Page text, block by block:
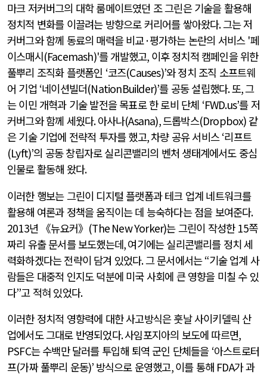
마크 저커버그의 대학 룸메이트였던 조 그린은 기술을 활용해
정치적 변화를 이끌려는 방향으로 커리어를 쌓아왔다.그는 저
커버그와 함께 동료의 매력을 비교·평가하는 논란의 서비스 '페
이스매시(Facemash)'를 개발했고, 이후 정치적 캠페인을 위한
풀뿌리 조직화 플랫폼인 ‘코즈(Causes)’와 정치 조직 소프트웨
어 기업 ‘네이션빌더(NationBuilder)’를 공동 설립했다.또,그
는 이민 개혁과 기술 발전을 목표로 한 로비 단체 ‘FWD.us’를 저
커버그와 함께 세웠다.아사나(Asana),드롭박스(Dropbox) 같
은 기술 기업에 전략적 투자를 했고,차량 공유 서비스‘리프트
(Lyft)’의 공동 창립자로 실리콘밸리의 벤처 생태계에서도 중심
인물로 활동해 왔다.
이러한 행보는 그린이 디지털 플랫폼과 테크 업계 네트워크를
활용해 여론과 정책을 움직이는 데 능숙하다는 점을 보여준다.
2013년 《뉴요커》 (The New Yorker)는 그린이 작성한 15쪽
짜리 유출 문서를 보도했는데,여기에는 실리콘밸리를 정치 세
력화하겠다는 전략이 담겨 있었다.그 문서에서는“기술 업계 사
람들은 대중적 인지도 덕분에 미국 사회에 큰 영향을 미칠 수 있
다”고 적혀 있었다.
이러한 정치적 영향력에 대한 사고방식은 훗날 사이키델릭 산
업에서도 그대로 반영되었다.사임포지아의 보도에 따르면,
PSFC는 수백만 달러를 투입해 퇴역 군인 단체들을 ‘아스트로터
프(가짜 풀뿌리 운동)’ 방식으로 운영했고,이를 통해 FDA가 과